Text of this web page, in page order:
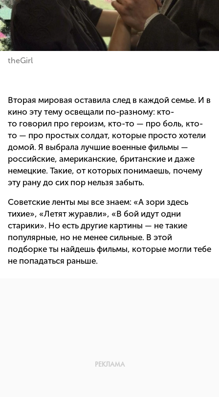
theGirl
Вторая мировая оставила след в каждой семье. И в
кино эту тему освещали по-разному: кто-
то говорил про героизм, кто-то — про боль, кто-
то — про простых солдат, которые просто хотели
домой. Я выбрала лучшие военные фильмы —
российские, американские, британские и даже
немецкие. Такие, от которых понимаешь, почему
эту рану до сих пор нельзя забыть.
Советские ленты мы все знаем: «А зори здесь
тихие», «Летят журавли», «В бой идут одни
старики». Но есть другие картины — не такие
популярные, но не менее сильные. В этой
подборке ты найдешь фильмы, которые могли тебе
не попадаться раньше.